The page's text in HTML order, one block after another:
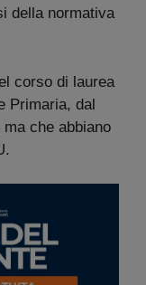
della normativa
corso di laurea
Primaria, dal
che abbiano